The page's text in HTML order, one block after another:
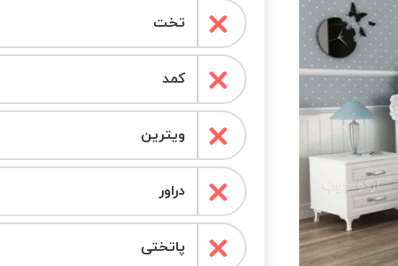
تخت
کمد
ویترین
دراور
پاتختی